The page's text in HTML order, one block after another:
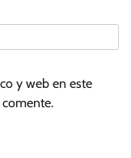
y web en este